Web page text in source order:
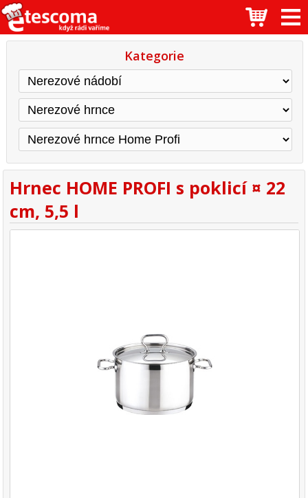
Kategorie
Hrnec HOME PROFI s poklicí ¤ 22
cm, 5,5 l